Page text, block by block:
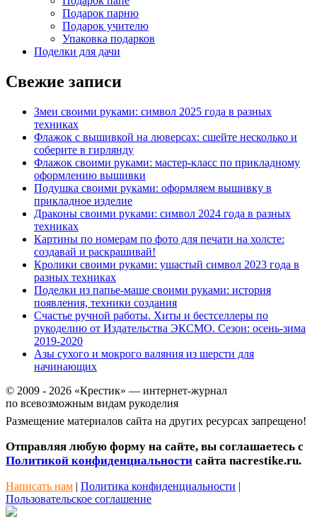
Подарок парню
Подарок учителю
Упаковка подарков
Поделки для дачи
Свежие записи
Змеи своими руками: символ 2025 года в разных
техниках
Флажок с вышивкой на люверсах: сшейте несколько и
соберите в гирлянду
Флажок своими руками: мастер-класс по прикладному
оформлению вышивки
Подушка своими руками: оформляем вышивку в
прикладное изделие
Драконы своими руками: символ 2024 года в разных
техниках
Картины по номерам по фото для печати на холсте:
создавай и раскрашивай!
Кролики своими руками: ушастый символ 2023 года в
разных техниках
Поделки из папье-маше своими руками: история
появления, техники создания
Счастье ручной работы. Хиты и бестселлеры по
рукоделию от Издательства ЭКСМО. Сезон: осень-зима
2019-2020
Азы сухого и мокрого валяния из шерсти для
начинающих
© 2009 - 2026 «Крестик» — интернет-журнал
по всевозможным видам рукоделия
Размещение материалов сайта на других ресурсах запрещено!
Отправляя любую форму на сайте, вы соглашаетесь с
Политикой конфиденциальности сайта nacrestike.ru.
Написать нам | Политика конфиденциальности |
Пользовательское соглашение